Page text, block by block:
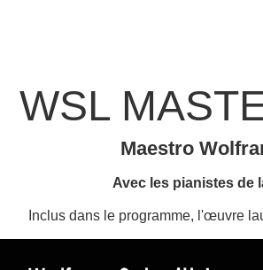
WSL
Maestro
Avec les pianistes de
Inclus dans le programme, l'œuvre